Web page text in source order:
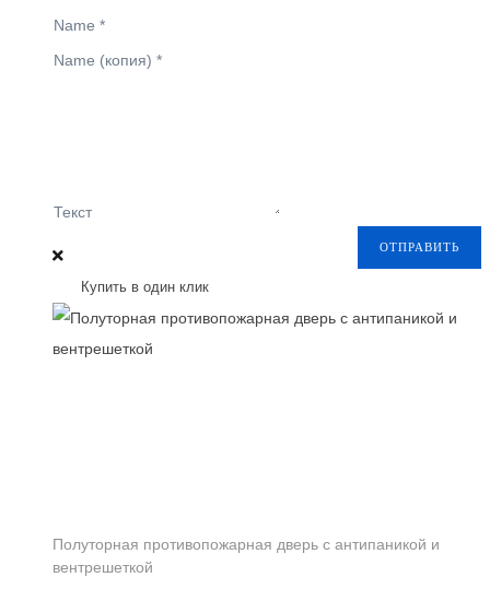
Name *
Name (копия) *
Текст
ОТПРАВИТЬ
Купить в один клик
Полуторная противопожарная дверь с антипаникой и
вентрешеткой